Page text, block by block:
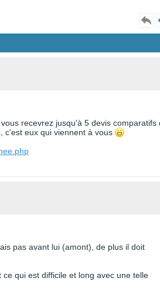
recevrez jusqu'à 5 devis comparatifs
c'est eux qui viennent à vous
pas avant lui (amont), de plus il doit
qui est difficile et long avec une telle